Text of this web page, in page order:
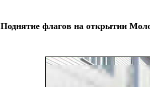
Поднятие флагов на открытии